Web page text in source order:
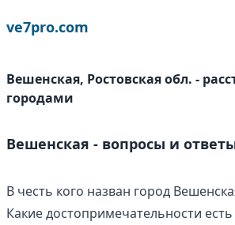
ve7pro.com
Вешенская, Ростовская обл. -
городами
Вешенская - вопросы и
В честь кого назван город
Какие достопримечательности